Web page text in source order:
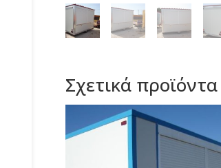
Σχετικά προϊόντα